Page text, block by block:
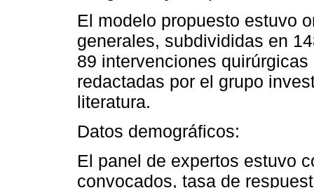
El modelo propuesto estuvo
generales, subdivididas en
89 intervenciones
redactadas por el grupo
literatura.
Datos demográficos:
El panel de expertos estuvo
convocados, tasa de